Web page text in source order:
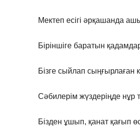
Мектеп есігі әрқашанда
Біріншіге баратын
Бізге сыйлап сыңғырлаған
Сәбилерім жүздеріңде нұр
Бізден ұшып, қанат қағып